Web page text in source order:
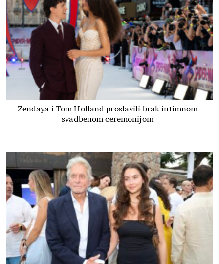
Zendaya i Tom Holland proslavili brak intimnom
svadbenom ceremonijom